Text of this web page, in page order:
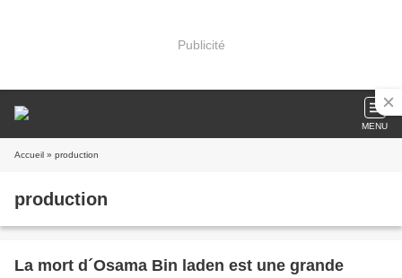
Publicité
MENU
Accueil » production
production
La mort d´Osama Bin laden est une grande